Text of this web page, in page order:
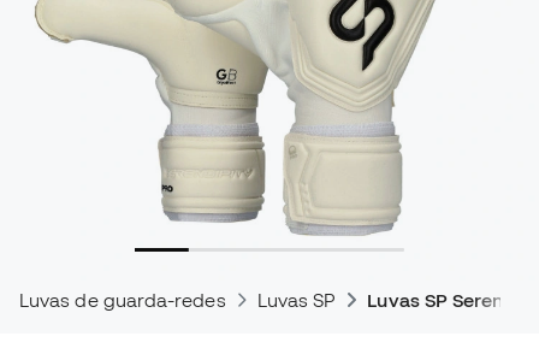
Luvas de guarda-redes Luvas SP Luvas SP